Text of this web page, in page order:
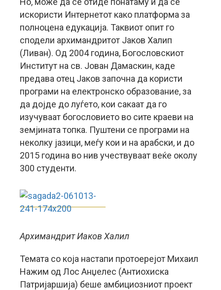
искористи Интернетот како платформа за
полноцена едукација. Таквиот опит го
сподели архимандритот Јаков Халип
(Ливан). Од 2004 година, Богословскиот
Институт на св. Јован Дамаскин, каде
предава отец Јаков започна да користи
програми на електронско образование, за
да дојде до луѓето, кои сакаат да го
изучуваат богословието во сите краеви на
земјината топка. Пуштени се програми на
неколку јазици, меѓу кои и на арабски, и до
2015 година во нив учествуваат веќе околу
300 студенти.
Архимандрит Иаков Халил
Темата со која настапи протоерејот Михаил
Нажим од Лос Анџелес (Антиохиска
Патријаршија) беше амбициозниот проект